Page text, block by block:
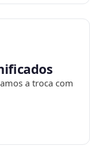
a troca com